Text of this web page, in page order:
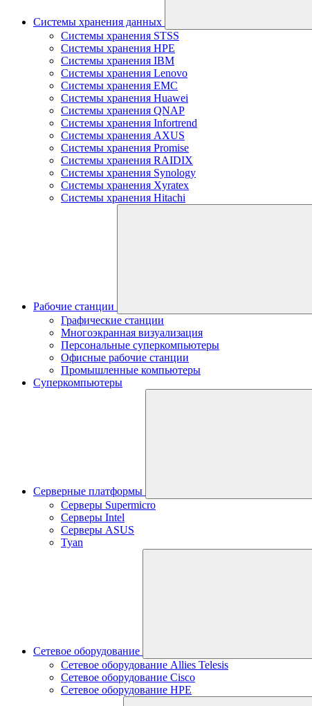
Системы хранения данных
Системы хранения STSS
Системы хранения HPE
Системы хранения IBM
Системы хранения Lenovo
Системы хранения EMC
Системы хранения Huawei
Системы хранения QNAP
Системы хранения Infortrend
Системы хранения AXUS
Системы хранения Promise
Системы хранения RAIDIX
Системы хранения Synology
Системы хранения Xyratex
Системы хранения Hitachi
Рабочие станции
Графические станции
Многоэкранная визуализация
Персональные суперкомпьютеры
Офисные рабочие станции
Промышленные компьютеры
Суперкомпьютеры
Серверные платформы
Серверы Supermicro
Серверы Intel
Серверы ASUS
Tyan
Сетевое оборудование
Сетевое оборудование Allies Telesis
Сетевое оборудование Cisco
Сетевое оборудование HPE